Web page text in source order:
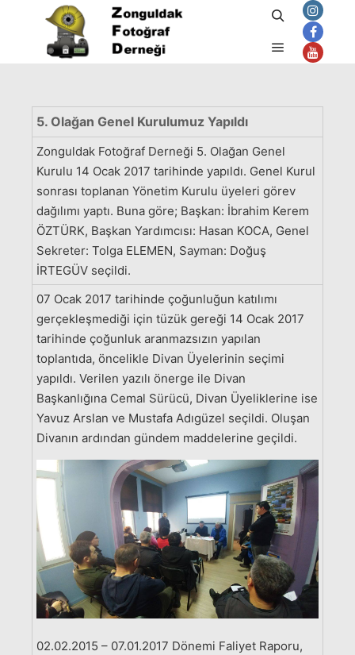
Ana menü
Ocak 15, 2017
5. Olağan Genel Kurulumuz Yapıldı
Zonguldak Fotoğraf Derneği 5. Olağan Genel
Kurulu 14 Ocak 2017 tarihinde yapıldı. Genel Kurul
sonrası toplanan Yönetim Kurulu üyeleri görev
dağılımı yaptı. Buna göre; Başkan: İbrahim Kerem
ÖZTÜRK, Başkan Yardımcısı: Hasan KOCA, Genel
Sekreter: Tolga ELEMEN, Sayman: Doğuş
İRTEGÜV seçildi.
07 Ocak 2017 tarihinde çoğunluğun katılımı
gerçekleşmediği için tüzük gereği 14 Ocak 2017
tarihinde çoğunluk aranmazsızın yapılan
toplantıda, öncelikle Divan Üyelerinin seçimi
yapıldı. Verilen yazılı önerge ile Divan
Başkanlığına Cemal Sürücü, Divan Üyeliklerine ise
Yavuz Arslan ve Mustafa Adıgüzel seçildi. Oluşan
Divanın ardından gündem maddelerine geçildi.
02.02.2015 – 07.01.2017 Dönemi Faliyet Raporu,